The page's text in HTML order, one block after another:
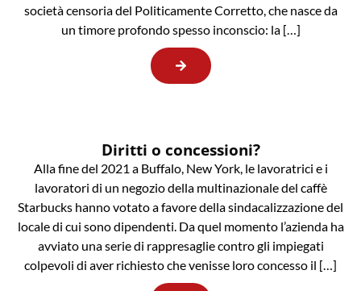
società censoria del Politicamente Corretto, che nasce da
un timore profondo spesso inconscio: la […]
Diritti o concessioni?
Alla fine del 2021 a Buffalo, New York, le lavoratrici e i
lavoratori di un negozio della multinazionale del caffè
Starbucks hanno votato a favore della sindacalizzazione del
locale di cui sono dipendenti. Da quel momento l’azienda ha
avviato una serie di rappresaglie contro gli impiegati
colpevoli di aver richiesto che venisse loro concesso il […]